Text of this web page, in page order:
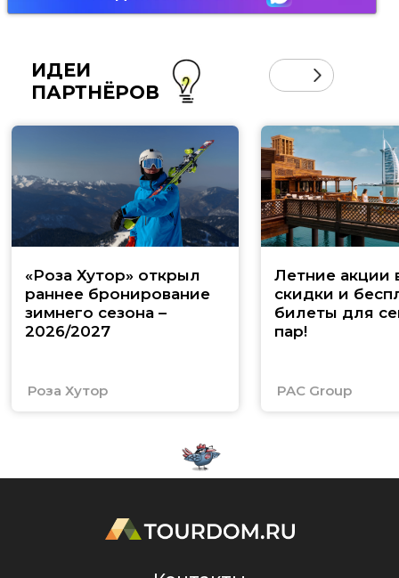
ИДЕИ
ПАРТНЁРОВ
«Роза Хутор» открыл
раннее бронирование
зимнего сезона –
2026/2027
Роза Хутор
Летние акции
скидки и
билеты для
пар!
PAC Group